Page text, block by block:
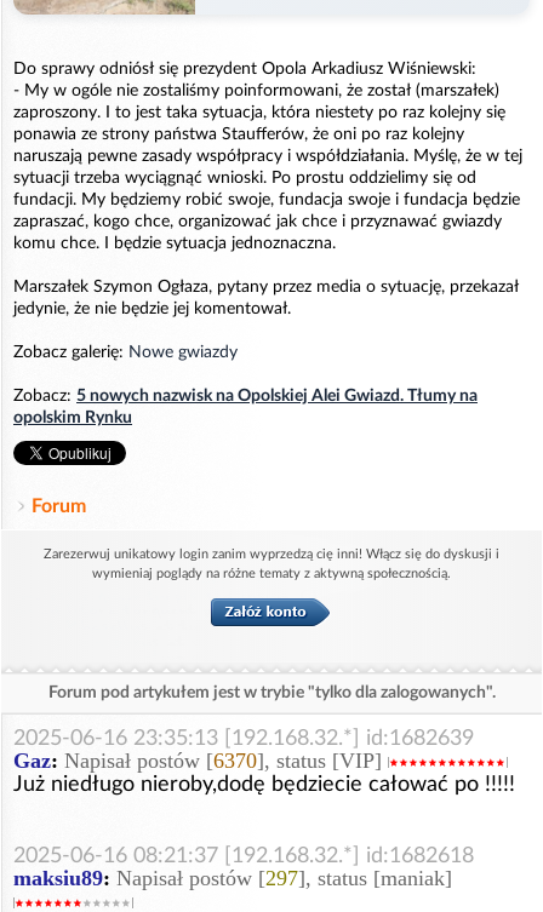
Do sprawy odniósł się prezydent Opola Arkadiusz Wiśniewski:
- My w ogóle nie zostaliśmy poinformowani, że został (marszałek)
zaproszony. I to jest taka sytuacja, która niestety po raz kolejny się
ponawia ze strony państwa Staufferów, że oni po raz kolejny
naruszają pewne zasady współpracy i współdziałania. Myślę, że w tej
sytuacji trzeba wyciągnąć wnioski. Po prostu oddzielimy się od
fundacji. My będziemy robić swoje, fundacja swoje i fundacja będzie
zapraszać, kogo chce, organizować jak chce i przyznawać gwiazdy
komu chce. I będzie sytuacja jednoznaczna.
Marszałek Szymon Ogłaza, pytany przez media o sytuację, przekazał
jedynie, że nie będzie jej komentował.
Zobacz galerię: Nowe gwiazdy
Zobacz: 5 nowych nazwisk na Opolskiej Alei Gwiazd. Tłumy na
opolskim Rynku
Forum
Zarezerwuj unikatowy login zanim wyprzedzą cię inni! Włącz się do dyskusji i
wymieniaj poglądy na różne tematy z aktywną społecznością.
Forum pod artykułem jest w trybie "tylko dla zalogowanych".
2025-06-16 23:35:13 [192.168.32.*] id:1682639
Gaz: Napisał postów [6370], status [VIP]
Już niedługo nieroby,dodę będziecie całować po !!!!!
2025-06-16 08:21:37 [192.168.32.*] id:1682618
maksiu89: Napisał postów [297], status [maniak]